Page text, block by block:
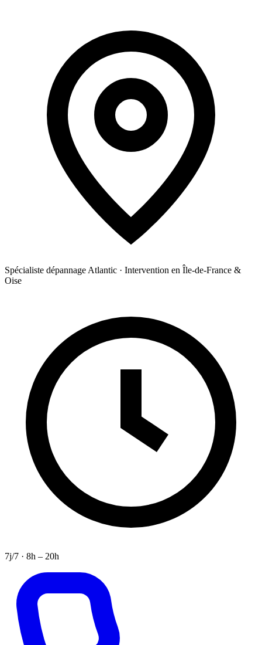
Spécialiste dépannage Atlantic · Intervention en Île-de-France &
Oise
7j/7 · 8h – 20h